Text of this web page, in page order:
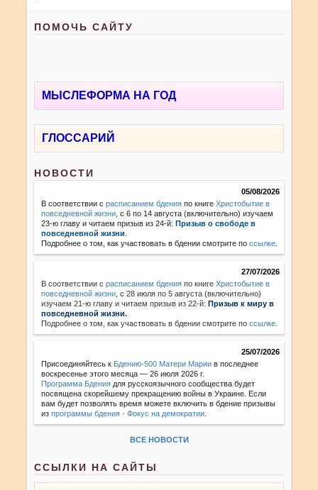
ПОМОЧЬ САЙТУ
МЫСЛЕФОРМА НА ГОД
ГЛОССАРИЙ
НОВОСТИ
05/08/2026
В соответствии срасписанием бдения по книгеХристобытие в
повседневной жизни , с 6 по 14 августа (включительно) изучаем
23-ю главу и читаем призыв из 24-й:Призыв о свободе в
повседневной жизни
Подробнее о том, как участвовать в бдении смотрите поссылке
27/07/2026
В соответствии с расписанием бдения по книгеХристобытие в
повседневной жизни с 28 июля по 5 августа (включительно)
изучаем 21-ю главу и читаем призыв из 22-й:Призыв к миру в
повседневной жизни.
Подробнее о том, как участвовать в бдении смотрите поссылке
25/07/2026
Присоединяйтесь к Бдению-500 Матери Марии в последнее
воскресенье этого месяца — 26 июля 2026 г.
Программа Бдения для русскоязычного сообщества будет
посвящена скорейшему прекращению войны в Украине. Если
вам будет позволять время можете включить в бдение призывы
изпрограммы бдения - Фокус на демократии
ВСЕ НОВОСТИ
ССЫЛКИ НА САЙТЫ